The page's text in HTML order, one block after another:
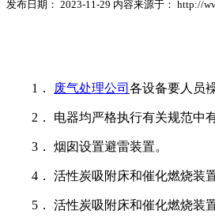
发布日期： 2023-11-29 内容来源于： http://
1． 废气处理公司 各设备要人员
2． 电器均严格执行有关规范中
3． 烟囱设置避雷装置。
4． 活性炭吸附床和催化燃烧装
5． 活性炭吸附床和催化燃烧装